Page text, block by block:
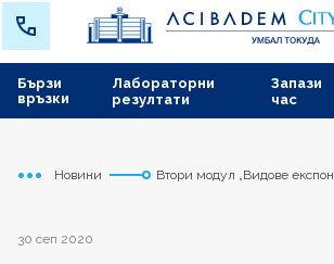
Лабораторни
резултати
Запази
час
Бързи
връзки
Начало
Токуда
Новини
Втори модул „Видове
30 сеп 2020